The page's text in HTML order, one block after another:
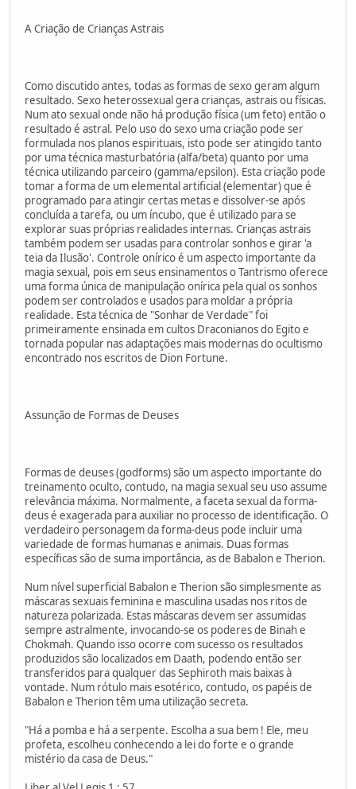
A Criação de Crianças Astrais
Como discutido antes, todas as formas de sexo geram algum
resultado. Sexo heterossexual gera crianças, astrais ou físicas.
Num ato sexual onde não há produção física (um feto) então o
resultado é astral. Pelo uso do sexo uma criação pode ser
formulada nos planos espirituais, isto pode ser atingido tanto
por uma técnica masturbatória (alfa/beta) quanto por uma
técnica utilizando parceiro (gamma/epsilon). Esta criação pode
tomar a forma de um elemental artificial (elementar) que é
programado para atingir certas metas e dissolver-se após
concluída a tarefa, ou um íncubo, que é utilizado para se
explorar suas próprias realidades internas. Crianças astrais
também podem ser usadas para controlar sonhos e girar 'a
teia da Ilusão'. Controle onírico é um aspecto importante da
magia sexual, pois em seus ensinamentos o Tantrismo oferece
uma forma única de manipulação onírica pela qual os sonhos
podem ser controlados e usados para moldar a própria
realidade. Esta técnica de "Sonhar de Verdade" foi
primeiramente ensinada em cultos Draconianos do Egito e
tornada popular nas adaptações mais modernas do ocultismo
encontrado nos escritos de Dion Fortune.
Assunção de Formas de Deuses
Formas de deuses (godforms) são um aspecto importante do
treinamento oculto, contudo, na magia sexual seu uso assume
relevância máxima. Normalmente, a faceta sexual da forma-
deus é exagerada para auxiliar no processo de identificação. O
verdadeiro personagem da forma-deus pode incluir uma
variedade de formas humanas e animais. Duas formas
específicas são de suma importância, as de Babalon e Therion.
Num nível superficial Babalon e Therion são simplesmente as
máscaras sexuais feminina e masculina usadas nos ritos de
natureza polarizada. Estas máscaras devem ser assumidas
sempre astralmente, invocando-se os poderes de Binah e
Chokmah. Quando isso ocorre com sucesso os resultados
produzidos são localizados em Daath, podendo então ser
transferidos para qualquer das Sephiroth mais baixas à
vontade. Num rótulo mais esotérico, contudo, os papéis de
Babalon e Therion têm uma utilização secreta.
"Há a pomba e há a serpente. Escolha a sua bem ! Ele, meu
profeta, escolheu conhecendo a lei do forte e o grande
mistério da casa de Deus."